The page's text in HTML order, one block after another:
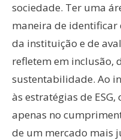
sociedade. Ter uma
maneira de
da instituição e de
refletem em inclusão,
sustentabilidade. Ao
às estratégias de
apenas no
de um mercado mais